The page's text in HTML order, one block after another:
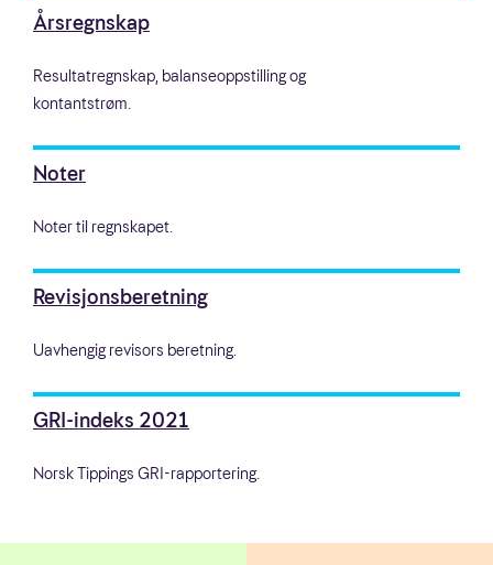
Årsregnskap
Resultatregnskap, balanseoppstilling og
kontantstrøm.
Noter
Noter til regnskapet.
Revisjonsberetning
Uavhengig revisors beretning.
GRI-indeks 2021
Norsk Tippings GRI-rapportering.